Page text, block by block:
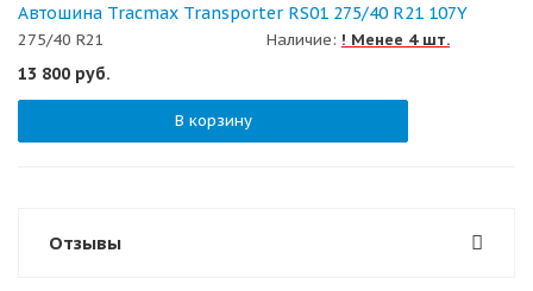
Автошина Tracmax Transporter RS01 275/40 R21 107Y
275/40 R21 Наличие: ! Менее 4 шт.
13 800 руб.
В корзину
Отзывы